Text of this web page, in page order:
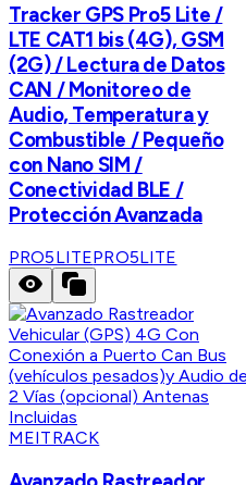
Tracker GPS Pro5 Lite /
LTE CAT1 bis (4G), GSM
(2G) / Lectura de Datos
CAN / Monitoreo de
Audio, Temperatura y
Combustible / Pequeño
con Nano SIM /
Conectividad BLE /
Protección Avanzada
PRO5LITEPRO5LITE
MEITRACK